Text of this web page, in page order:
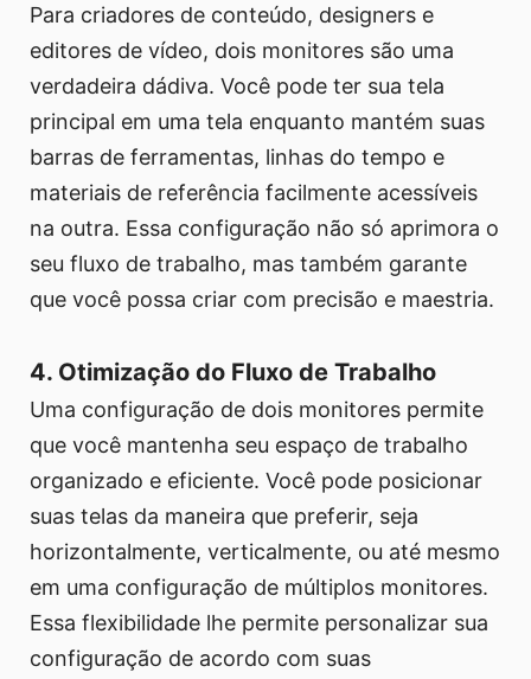
Para criadores de conteúdo, designers e
editores de vídeo, dois monitores são uma
verdadeira dádiva. Você pode ter sua tela
principal em uma tela enquanto mantém suas
barras de ferramentas, linhas do tempo e
materiais de referência facilmente acessíveis
na outra. Essa configuração não só aprimora o
seu fluxo de trabalho, mas também garante
que você possa criar com precisão e maestria.
4. Otimização do Fluxo de Trabalho
Uma configuração de dois monitores permite
que você mantenha seu espaço de trabalho
organizado e eficiente. Você pode posicionar
suas telas da maneira que preferir, seja
horizontalmente, verticalmente, ou até mesmo
em uma configuração de múltiplos monitores.
Essa flexibilidade lhe permite personalizar sua
configuração de acordo com suas